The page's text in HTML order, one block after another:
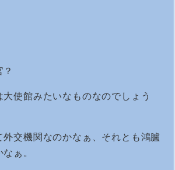
大使館みたいなものなのでしょう
交機関なのかなぁ、それとも鴻臚
ぁ。